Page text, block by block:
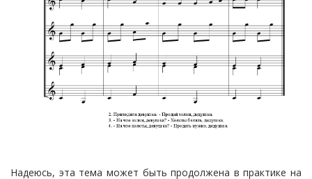
Надеюсь, эта тема может быть продолжена в практике на